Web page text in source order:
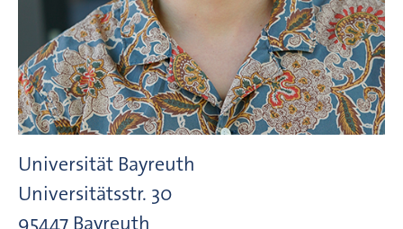
Universität Bayreuth
Universitätsstr. 30
95447 Bayreuth